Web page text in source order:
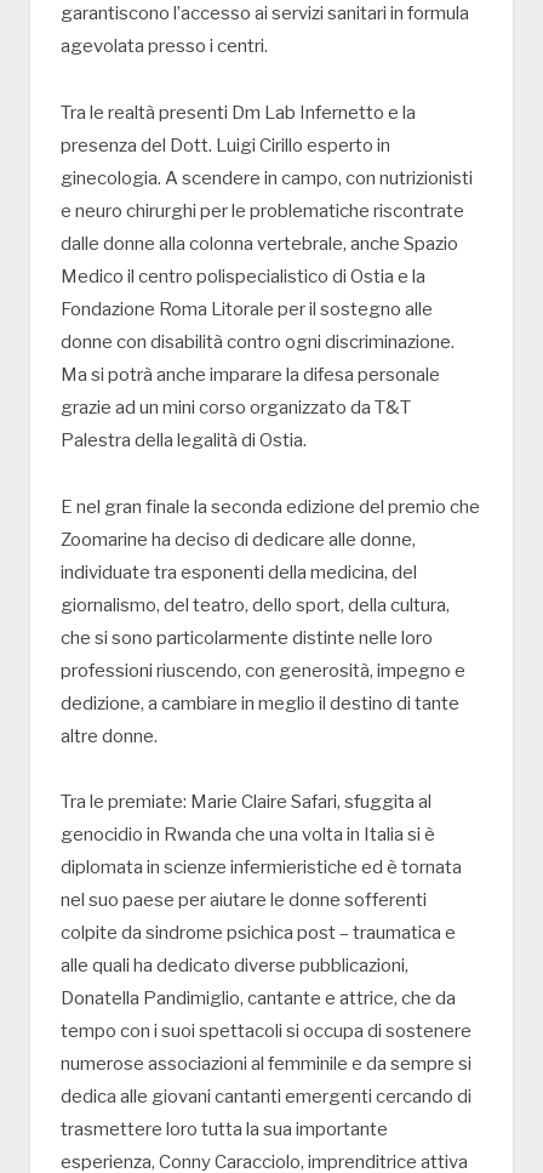
garantiscono l’accesso ai servizi sanitari in formula
agevolata presso i centri.
Tra le realtà presenti Dm Lab Infernetto e la
presenza del Dott. Luigi Cirillo esperto in
ginecologia. A scendere in campo, con nutrizionisti
e neuro chirurghi per le problematiche riscontrate
dalle donne alla colonna vertebrale, anche Spazio
Medico il centro polispecialistico di Ostia e la
Fondazione Roma Litorale per il sostegno alle
donne con disabilità contro ogni discriminazione.
Ma si potrà anche imparare la difesa personale
grazie ad un mini corso organizzato da T&T
Palestra della legalità di Ostia.
E nel gran finale la seconda edizione del premio che
Zoomarine ha deciso di dedicare alle donne,
individuate tra esponenti della medicina, del
giornalismo, del teatro, dello sport, della cultura,
che si sono particolarmente distinte nelle loro
professioni riuscendo, con generosità, impegno e
dedizione, a cambiare in meglio il destino di tante
altre donne.
Tra le premiate: Marie Claire Safari, sfuggita al
genocidio in Rwanda che una volta in Italia si è
diplomata in scienze infermieristiche ed è tornata
nel suo paese per aiutare le donne sofferenti
colpite da sindrome psichica post – traumatica e
alle quali ha dedicato diverse pubblicazioni,
Donatella Pandimiglio, cantante e attrice, che da
tempo con i suoi spettacoli si occupa di sostenere
numerose associazioni al femminile e da sempre si
dedica alle giovani cantanti emergenti cercando di
trasmettere loro tutta la sua importante
esperienza, Conny Caracciolo, imprenditrice attiva